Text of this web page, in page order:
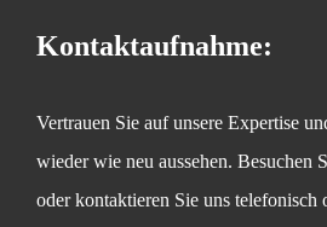
Kontaktaufnahme:
Vertrauen Sie auf unsere Expertise
wieder wie neu aussehen. Besuchen
oder kontaktieren Sie uns telefonisch